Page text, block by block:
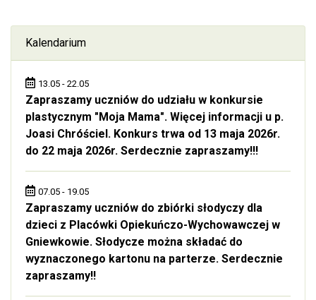
Kalendarium
13.05 - 22.05
Zapraszamy uczniów do udziału w konkursie
plastycznym "Moja Mama". Więcej informacji u p.
Joasi Chróściel. Konkurs trwa od 13 maja 2026r.
do 22 maja 2026r. Serdecznie zapraszamy!!!
07.05 - 19.05
Zapraszamy uczniów do zbiórki słodyczy dla
dzieci z Placówki Opiekuńczo-Wychowawczej w
Gniewkowie. Słodycze można składać do
wyznaczonego kartonu na parterze. Serdecznie
zapraszamy!!